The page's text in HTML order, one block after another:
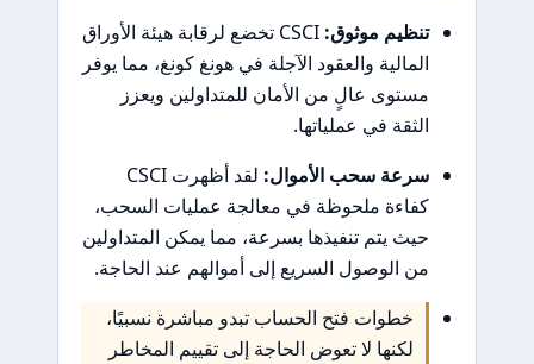
تنظيم موثوق:
CSCI تخضع لرقابة هيئة الأوراق
المالية والعقود الآجلة في هونغ كونغ، مما يوفر
مستوى عالٍ من الأمان للمتداولين ويعزز
الثقة في عملياتها.
سرعة سحب الأموال:
لقد أظهرت CSCI
كفاءة ملحوظة في معالجة عمليات السحب،
حيث يتم تنفيذها بسرعة، مما يمكن المتداولين
من الوصول السريع إلى أموالهم عند الحاجة.
خطوات فتح الحساب تبدو مباشرة نسبيًا،
لكنها لا تعوض الحاجة إلى تقييم المخاطر